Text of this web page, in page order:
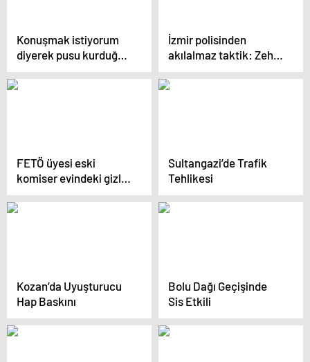
Konuşmak istiyorum
diyerek pusu kurduğu
eski eşini katletti
İzmir polisinden
akılalmaz taktik: Zehir
evini bacadan tüten
kokudan buldular
FETÖ üyesi eski
komiser evindeki gizli
bölmede kıskıvrak
yakalandı
Sultangazi’de Trafik
Tehlikesi
Kozan’da Uyuşturucu
Hap Baskını
Bolu Dağı Geçişinde
Sis Etkili